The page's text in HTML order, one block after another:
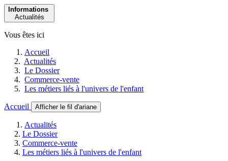
Informations
Actualités
Vous êtes ici
Accueil
Actualités
Le Dossier
Commerce-vente
Les métiers liés à l'univers de l'enfant
Accueil Afficher le fil d'ariane
Actualités
Le Dossier
Commerce-vente
Les métiers liés à l'univers de l'enfant